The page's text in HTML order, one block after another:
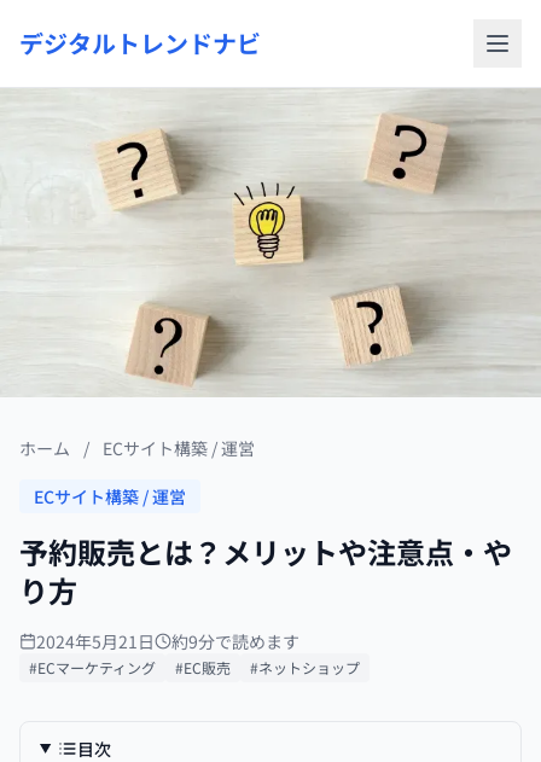
デジタルトレンドナビ
ホーム / ECサイト構築 / 運営
ECサイト構築 / 運営
予約販売とは？メリットや注意点・や
り方
2024年5月21日 約9分で読めます
#ECマーケティング #EC販売 #ネットショップ
目次